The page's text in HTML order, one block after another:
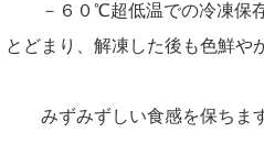
－６０℃超低温での冷凍保存
とどまり、解凍した後も色鮮や
みずみずしい食感を保ちます